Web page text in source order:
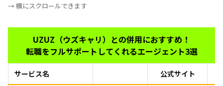
→ 横にスクロールできます
UZUZ（ウズキャリ）との併用におすすめ！
転職をフルサポートしてくれるエージェント3選
サービス名 公式サイト